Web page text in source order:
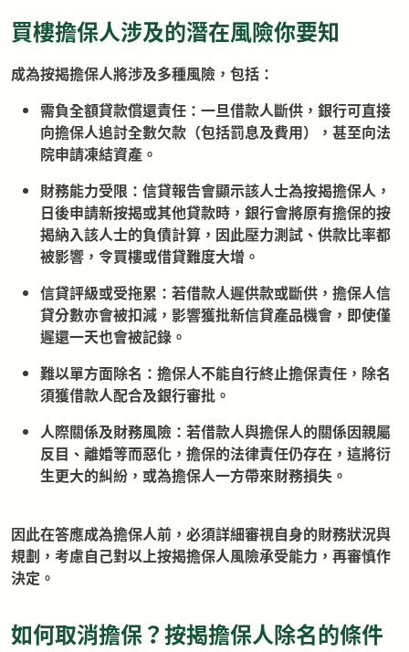
買樓擔保人涉及的潛在風險你要知
成為按揭擔保人將涉及多種風險，包括：
需負全額貸款償還責任：一旦借款人斷供，銀行可直接
向擔保人追討全數欠款（包括罰息及費用），甚至向法
院申請凍結資產。
財務能力受限：信貸報告會顯示該人士為按揭擔保人，
日後申請新按揭或其他貸款時，銀行會將原有擔保的按
揭納入該人士的負債計算，因此壓力測試、供款比率都
被影響，令買樓或借貸難度大增。
信貸評級或受拖累：若借款人遲供款或斷供，擔保人信
貸分數亦會被扣減，影響獲批新信貸產品機會，即使僅
遲還一天也會被記錄。
難以單方面除名：擔保人不能自行終止擔保責任，除名
須獲借款人配合及銀行審批。
人際關係及財務風險：若借款人與擔保人的關係因親屬
反目、離婚等而惡化，擔保的法律責任仍存在，這將衍
生更大的糾紛，或為擔保人一方帶來財務損失。
因此在答應成為擔保人前，必須詳細審視自身的財務狀況與
規劃，考慮自己對以上按揭擔保人風險承受能力，再審慎作
決定。
如何取消擔保？按揭擔保人除名的條件